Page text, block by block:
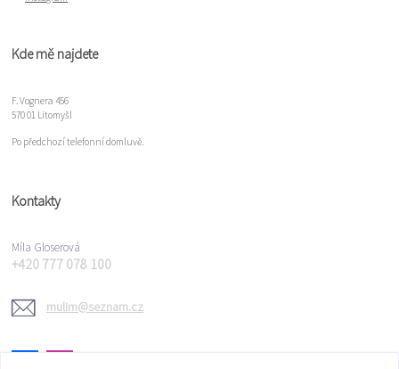
Kde mě najdete
F. Vognera 456
570 01 Litomyšl
Po předchozí telefonní domluvě.
Kontakty
Míla Gloserová
+420 777 078 100
mulim@seznam.cz